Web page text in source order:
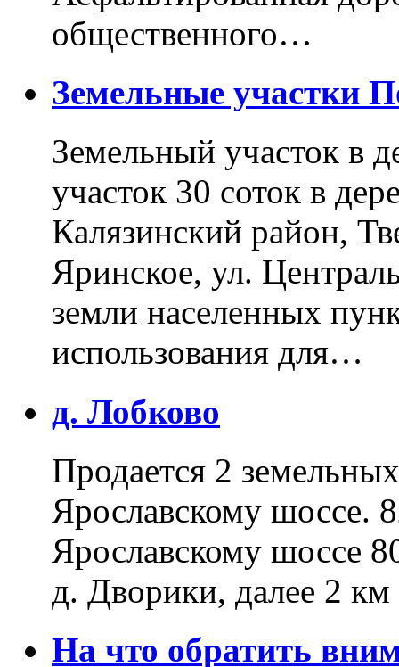
общественного…
Земельные участки
Земельный участок в
участок 30 соток в
Калязинский район,
Яринское, ул.
земли населенных
использования для…
д. Лобково
Продается 2
Ярославскому
Ярославскому шоссе
д. Дворики, далее 2
На что обратить